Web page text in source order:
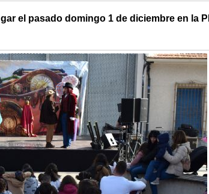
el pasado domingo 1 de diciembre en la